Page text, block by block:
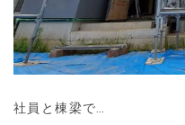
社員と棟梁で…